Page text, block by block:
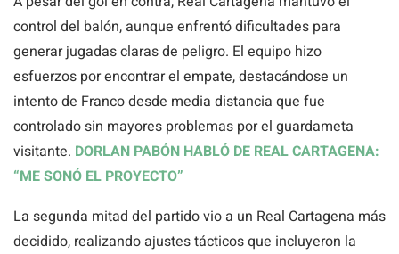
control del balón, aunque enfrentó dificultades para
generar jugadas claras de peligro. El equipo hizo
esfuerzos por encontrar el empate, destacándose un
intento de Franco desde media distancia que fue
controlado sin mayores problemas por el guardameta
visitante. DORLAN PABÓN HABLÓ DE REAL CARTAGENA:
“ME SONÓ EL PROYECTO”
La segunda mitad del partido vio a un Real Cartagena más
decidido, realizando ajustes tácticos que incluyeron la